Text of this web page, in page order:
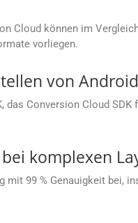
Cloud können im
vorliegen.
von
das Conversion Cloud
komplexen
99 % Genauigkeit bei,